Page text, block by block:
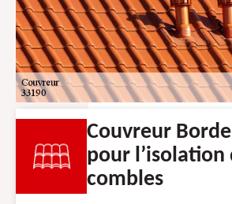
Couvreur
pour l’isolation
combles